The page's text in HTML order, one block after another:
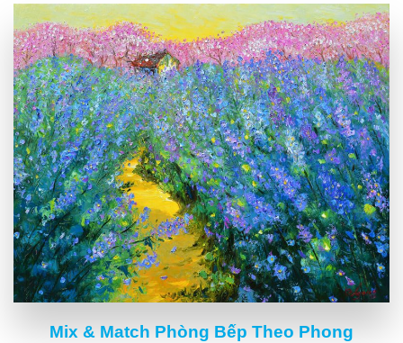
Mix & Match Phòng Bếp Theo Phong